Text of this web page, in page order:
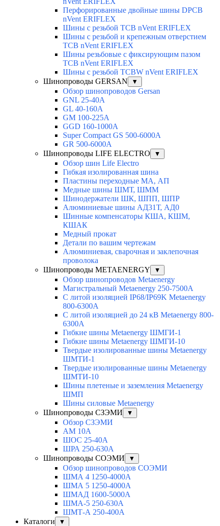
Перфорированные двойные шины DPCB
nVent ERIFLEX
Шины с резьбой TCB nVent ERIFLEX
Шины с резьбой и крепежным отверстием
TCB nVent ERIFLEX
Шины резьбовые с фиксирующим пазом
TCB nVent ERIFLEX
Шины с резьбой TCBW nVent ERIFLEX
Шинопроводы GERSAN
▼
Обзор шинопроводов Gersan
GNL 25-40A
GL 40-160A
GM 100-225A
GGD 160-1000A
Super Compact GS 500-6000A
GR 500-6000A
Шинопроводы LIFE ELECTRO
▼
Обзор шин Life Electro
Гибкая изолированная шина
Пластины переходные МА, АП
Медные шины ШМТ, ШММ
Шинодержатели ШК, ШПП, ШПР
Алюминиевые шины АД31Т, АД0
Шинные компенсаторы КША, КШМ,
КШАК
Медный прокат
Детали по вашим чертежам
Алюминиевая, cварочная и заклепочная
проволока
Шинопроводы METAENERGY
▼
Обзор шинопроводов Metaenergy
Магистральный Metaenergy 250-7500A
С литой изоляцией IP68/IP69K Metaenergy
800-6300A
С литой изоляцией до 24 кВ Metaenergy 800-
6300A
Гибкие шины Metaenergy ШМГИ-1
Гибкие шины Metaenergy ШМГИ-10
Твердые изолированные шины Metaenergy
ШМТИ-1
Твердые изолированные шины Metaenergy
ШМТИ-10
Шины плетеные и заземления Metaenergy
ШМП
Шины силовые Metaenergy
Шинопроводы СЗЭМИ
▼
Обзор СЗЭМИ
АМ 10А
ШОС 25-40А
ШРА 250-630А
Шинопроводы СОЭМИ
▼
Обзор шинопроводов СОЭМИ
ШМА 4 1250-4000А
ШМА 5 1250-4000А
ШМАД 1600-5000А
ШМА-5 250-630А
ШМТ-А 250-400А
Каталоги
▼